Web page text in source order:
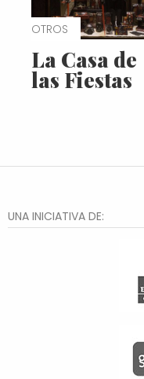
OTROS
La Casa de
las Fiestas
UNA INICIATIVA DE: